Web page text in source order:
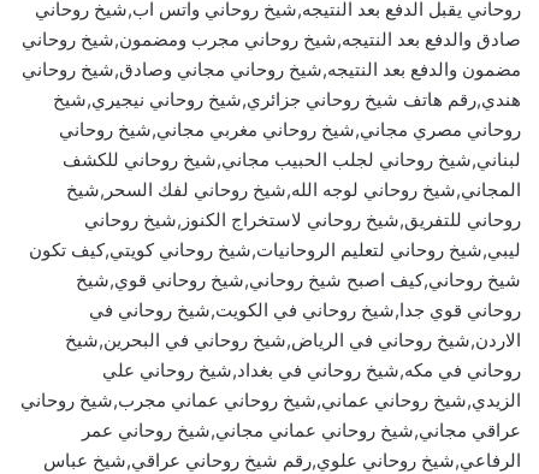
روحاني يقبل الدفع بعد النتيجه,شيخ روحاني واتس اب,شيخ روحاني
صادق والدفع بعد النتيجه,شيخ روحاني مجرب ومضمون,شيخ روحاني
مضمون والدفع بعد النتيجه,شيخ روحاني مجاني وصادق,شيخ روحاني
هندي,رقم هاتف شيخ روحاني جزائري,شيخ روحاني نيجيري,شيخ
روحاني مصري مجاني,شيخ روحاني مغربي مجاني,شيخ روحاني
لبناني,شيخ روحاني لجلب الحبيب مجاني,شيخ روحاني للكشف
المجاني,شيخ روحاني لوجه الله,شيخ روحاني لفك السحر,شيخ
روحاني للتفريق,شيخ روحاني لاستخراج الكنوز,شيخ روحاني
ليبي,شيخ روحاني لتعليم الروحانيات,شيخ روحاني كويتي,كيف تكون
شيخ روحاني,كيف اصبح شيخ روحاني,شيخ روحاني قوي,شيخ
روحاني قوي جدا,شيخ روحاني في الكويت,شيخ روحاني في
الاردن,شيخ روحاني في الرياض,شيخ روحاني في البحرين,شيخ
روحاني في مكه,شيخ روحاني في بغداد,شيخ روحاني علي
الزيدي,شيخ روحاني عماني,شيخ روحاني عماني مجرب,شيخ روحاني
عراقي مجاني,شيخ روحاني عماني مجاني,شيخ روحاني عمر
الرفاعي,شيخ روحاني علوي,رقم شيخ روحاني عراقي,شيخ عباس